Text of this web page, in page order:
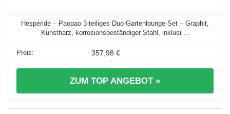
Hespéride – Paopao 3-teiliges Duo-Gartenlounge-Set – Graphit,
Kunstharz, korrosionsbeständiger Stahl, inklusi ...
357,98 €
ZUM TOP ANGEBOT »